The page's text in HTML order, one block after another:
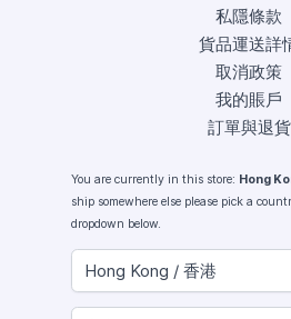
私隱條款
貨品運送詳
取消政策
我的賬戶
訂單與退貨
You are currently in this store: Hong
ship somewhere else please pick a
dropdown below.